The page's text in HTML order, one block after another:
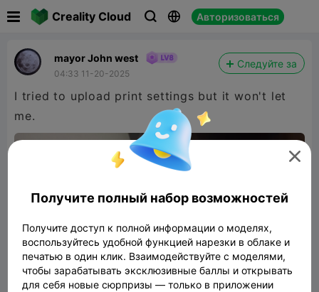
Creality Cloud   Авторизоваться
mayor John west
04:33 11-20-2025
Следуйте за
I tried to upload print settings but it won't let
me.

Получите полный набор возможностей
Получите доступ к полной информации о моделях,
воспользуйтесь удобной функцией нарезки в облаке и
печатью в один клик. Взаимодействуйте с моделями,
чтобы зарабатывать эксклюзивные баллы и открывать
для себя новые сюрпризы — только в приложении